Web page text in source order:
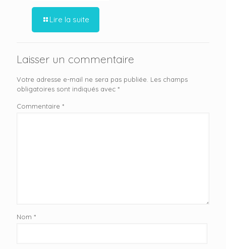
Lire la suite
Laisser un commentaire
Votre adresse e-mail ne sera pas publiée. Les champs
obligatoires sont indiqués avec *
Commentaire *
Nom *